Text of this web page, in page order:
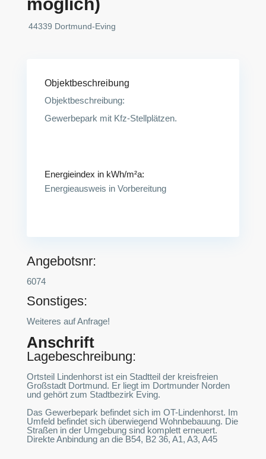
44339 Dortmund-Eving
Objektbeschreibung
Objektbeschreibung:
Gewerbepark mit Kfz-Stellplätzen.
Energieindex in kWh/m²a:
Energieausweis in Vorbereitung
Angebotsnr:
6074
Sonstiges:
Weiteres auf Anfrage!
Anschrift
Lagebeschreibung:
Ortsteil Lindenhorst ist ein Stadtteil der kreisfreien
Großstadt Dortmund. Er liegt im Dortmunder Norden
und gehört zum Stadtbezirk Eving.
Das Gewerbepark befindet sich im OT-Lindenhorst. Im
Umfeld befindet sich überwiegend Wohnbebauung. Die
Straßen in der Umgebung sind komplett erneuert.
Direkte Anbindung an die B54, B2 36, A1, A3, A45